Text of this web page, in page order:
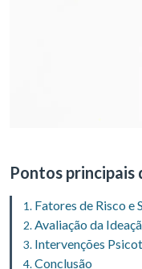
Pontos principais
Fatores de Risco e
Avaliação da
Intervenções
Conclusão